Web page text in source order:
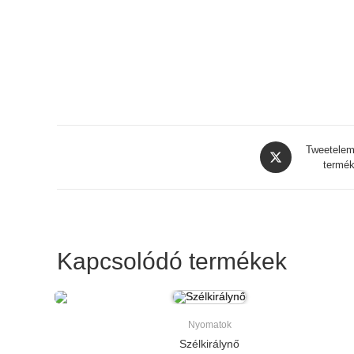
Opens
in
Kapcsolódó termékek
Nyomatok
Szélkirálynő